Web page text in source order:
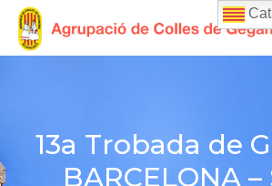
13a Trobada de
BARCELONA –